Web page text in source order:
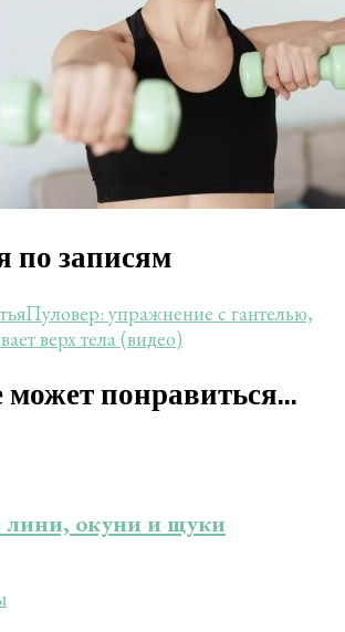
по записям
Пуловер: упражнение с гантелью,
верх тела (видео)
понравиться...
лини, окуни и щуки